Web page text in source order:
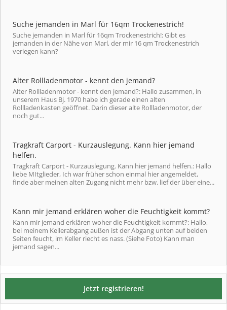
Suche jemanden in Marl für 16qm Trockenestrich!
Suche jemanden in Marl für 16qm Trockenestrich!: Gibt es
jemanden in der Nähe von Marl, der mir 16 qm Trockenestrich
verlegen kann?
Alter Rollladenmotor - kennt den jemand?
Alter Rollladenmotor - kennt den jemand?: Hallo zusammen, in
unserem Haus Bj. 1970 habe ich gerade einen alten
Rollladenkasten geöffnet. Darin dieser alte Rollladenmotor, der
noch gut...
Tragkraft Carport - Kurzauslegung. Kann hier jemand
helfen.
Tragkraft Carport - Kurzauslegung. Kann hier jemand helfen.: Hallo
liebe MItglieder, Ich war früher schon einmal hier angemeldet,
finde aber meinen alten Zugang nicht mehr bzw. lief der über eine...
Kann mir jemand erklären woher die Feuchtigkeit kommt?
Kann mir jemand erklären woher die Feuchtigkeit kommt?: Hallo,
bei meinem Kellerabgang außen ist der Abgang unten auf beiden
Seiten feucht, im Keller riecht es nass. (Siehe Foto) Kann man
jemand sagen...
Jetzt registrieren!